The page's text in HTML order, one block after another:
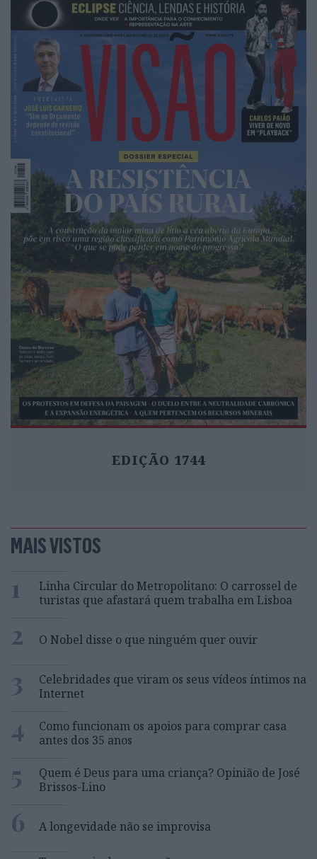
EDIÇÃO 1744
MAIS VISTOS
1
Linha Circular do Metropolitano: O carrossel de
turistas que afastará quem trabalha em Lisboa
2 O Nobel disse o que ninguém quer ouvir
3
Celebridades que viram os seus vídeos íntimos na
Internet
4
Como funcionam os apoios para comprar casa
antes dos 35 anos
5
Quem é Deus para uma criança? Opinião de José
Brissos-Lino
6 A longevidade não se improvisa